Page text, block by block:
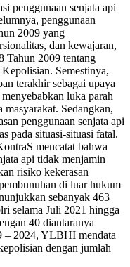
penggunaan senjata api
penggunaan
2009 yang
dan kewajaran,
Tahun 2009 tentang
Semestinya,
terakhir sebagai upaya
luka parah
masyarakat. Sedangkan,
penggunaan senjata api
pada situasi-situasi fatal.
mencatat bahwa
api tidak menjamin
risiko kekerasan
di luar hukum
sebanyak 463
selama Juli 2021 hingga
40 diantaranya
– 2024, YLBHI mendata
dengan jumlah